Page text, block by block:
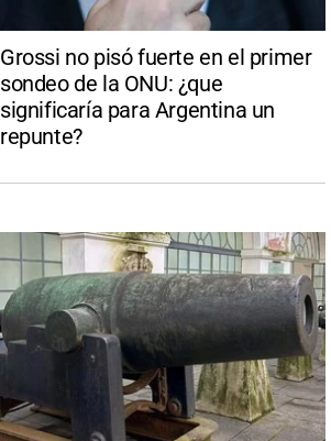
Grossi no pisó fuerte en el primer
sondeo de la ONU: ¿que
significaría para Argentina un
repunte?